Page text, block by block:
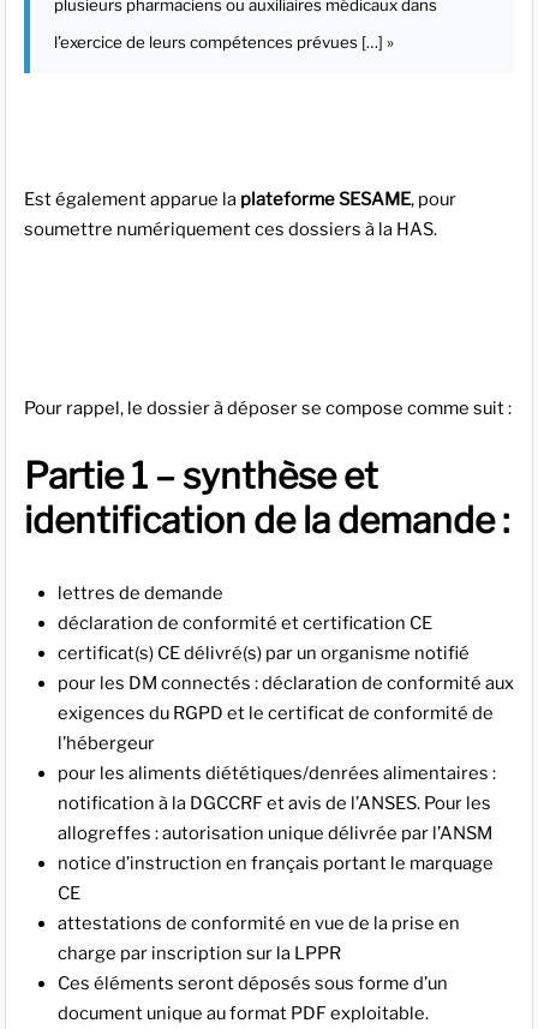
plusieurs pharmaciens ou auxiliaires médicaux dans
l’exercice de leurs compétences prévues […] »
Est également apparue la plateforme SESAME, pour
soumettre numériquement ces dossiers à la HAS.
Pour rappel, le dossier à déposer se compose comme suit :
Partie 1 – synthèse et
identification de la demande :
lettres de demande
déclaration de conformité et certification CE
certificat(s) CE délivré(s) par un organisme notifié
pour les DM connectés : déclaration de conformité aux
exigences du RGPD et le certificat de conformité de
l’hébergeur
pour les aliments diététiques/denrées alimentaires :
notification à la DGCCRF et avis de l’ANSES. Pour les
allogreffes : autorisation unique délivrée par l’ANSM
notice d’instruction en français portant le marquage
CE
attestations de conformité en vue de la prise en
charge par inscription sur la LPPR
Ces éléments seront déposés sous forme d’un
document unique au format PDF exploitable.